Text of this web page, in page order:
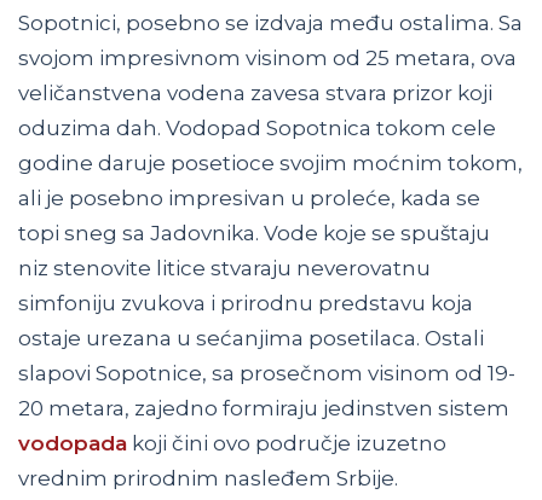
Sopotnici, posebno se izdvaja među ostalima. Sa
svojom impresivnom visinom od 25 metara, ova
veličanstvena vodena zavesa stvara prizor koji
oduzima dah. Vodopad Sopotnica tokom cele
godine daruje posetioce svojim moćnim tokom,
ali je posebno impresivan u proleće, kada se
topi sneg sa Jadovnika. Vode koje se spuštaju
niz stenovite litice stvaraju neverovatnu
simfoniju zvukova i prirodnu predstavu koja
ostaje urezana u sećanjima posetilaca. Ostali
slapovi Sopotnice, sa prosečnom visinom od 19-
20 metara, zajedno formiraju jedinstven sistem
vodopada koji čini ovo područje izuzetno
vrednim prirodnim nasleđem Srbije.